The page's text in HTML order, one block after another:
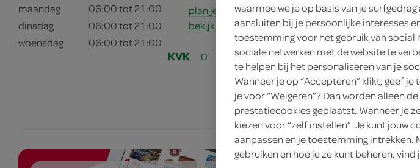
maandag
06:00 tot 21:00
dinsdag
06:00 tot 21:00
woensdag
06:00 tot 21:00
plan je route
bekijk meer vestigingen
KVK 0
waarmee we je op basis van je
aansluiten bij je persoonlijke interesses
toestemming voor het gebruik van
sociale netwerken met de website te
te helpen bij het personaliseren van je
Wanneer je op “Accepteren” klikt, geef
je voor “Weigeren”? Dan worden alleen
prestatiecookies geplaatst. Wanneer je
kiezen voor “zelf instellen”. Je kunt jouw
aanpassen en je toestemming
gebruiken en hoe je ze kunt beheren,